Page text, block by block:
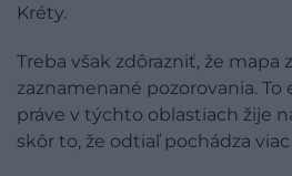
Kréty.
Treba však zdôrazniť, že mapa
zaznamenané pozorovania. To
práve v týchto oblastiach žije
skôr to, že odtiaľ pochádza